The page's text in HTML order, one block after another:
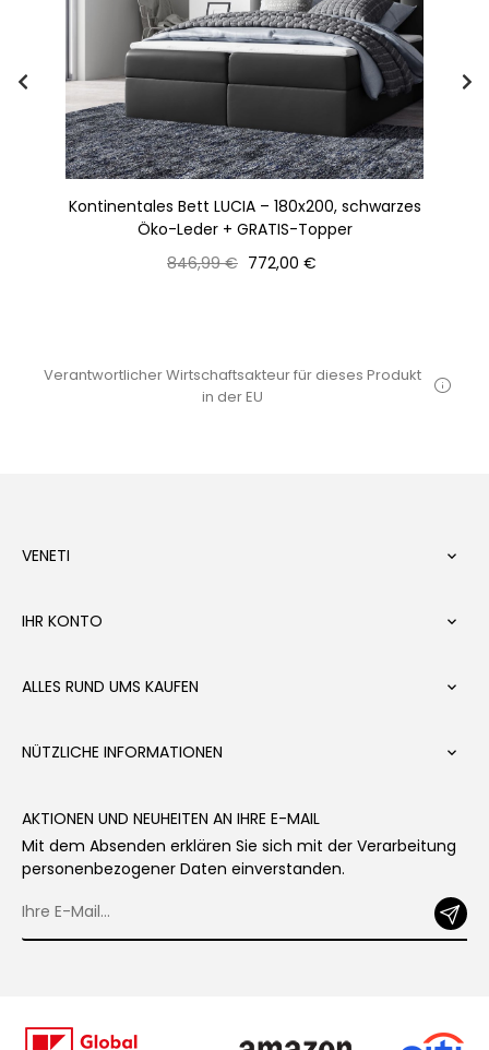
Kontinentales Bett LUCIA – 180x200, schwarzes
Öko-Leder + GRATIS-Topper
Normaler
846,99 € Preis
772,00 €
Verantwortlicher Wirtschaftsakteur für dieses Produkt
in der EU
VENETI 
IHR KONTO 
ALLES RUND UMS KAUFEN 
NÜTZLICHE INFORMATIONEN 
AKTIONEN UND NEUHEITEN AN IHRE E-MAIL
Mit dem Absenden erklären Sie sich mit der Verarbeitung
personenbezogener Daten einverstanden.